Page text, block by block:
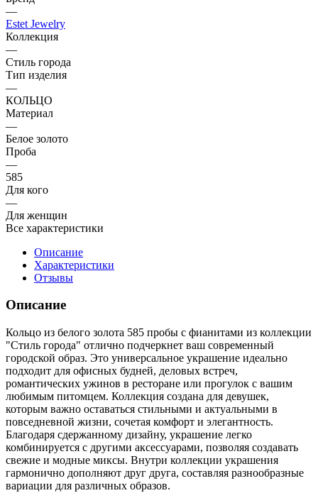
—
Estet Jewelry
Коллекция
—
Стиль города
Тип изделия
—
КОЛЬЦО
Материал
—
Белое золото
Проба
—
585
Для кого
—
Для женщин
Все характеристики
Описание
Характеристики
Отзывы
Описание
Кольцо из белого золота 585 пробы с фианитами из коллекции
"Стиль города" отлично подчеркнет ваш современный
городской образ. Это универсальное украшение идеально
подходит для офисных будней, деловых встреч,
романтических ужинов в ресторане или прогулок с вашим
любимым питомцем. Коллекция создана для девушек,
которым важно оставаться стильными и актуальными в
повседневной жизни, сочетая комфорт и элегантность.
Благодаря сдержанному дизайну, украшение легко
комбинируется с другими аксессуарами, позволяя создавать
свежие и модные миксы. Внутри коллекции украшения
гармонично дополняют друг друга, составляя разнообразные
вариации для различных образов.